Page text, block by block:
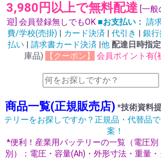
3,980円以上で無料配達 [一
迎] 会員登録無しでもOK ■お支払い： 請
費/学校(売掛) | カード決済 | 代引き | 銀
払い | 請求書カード決済 |他 配達日時指定
庫品)
【クーポン】 会員ポイント有(
商品一覧(正規販売店) *技術資料
テリーをお探しですか？正規品・代替品
案！
*便利！産業用バッテリーの一覧（電圧
別）：電圧・容量(Ah)・外形寸法・重量